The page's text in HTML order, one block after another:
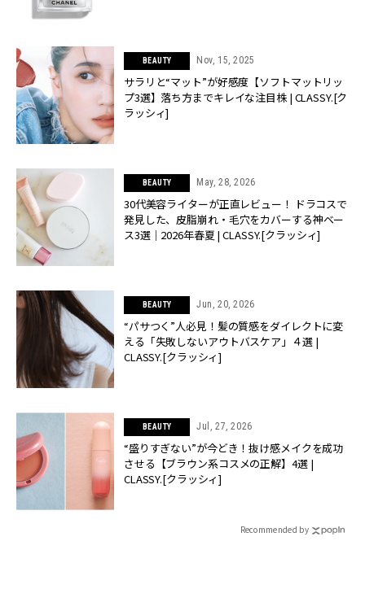
BEAUTY Nov, 15, 2025
サラリと“マット”が好感度【ソフトマットリッ
プ3選】落ち方までキレイな注目株 | CLASSY.[ク
ラッシィ]
BEAUTY May, 28, 2026
30代美容ライターが正直レビュー！ ドラコスで
発見した、皮脂崩れ・毛穴をカバーする神ベー
ス3選｜2026年春夏 | CLASSY.[クラッシィ]
BEAUTY Jun, 20, 2026
“パサつく”人必見！髪の質感をダイレクトに変
える「失敗しないアウトバスケア」４選 |
CLASSY.[クラッシィ]
BEAUTY Jul, 27, 2026
“盛りすぎない”が今どき！抜け感メイクを成功
させる【ブラウン系コスメの正解】4選 |
CLASSY.[クラッシィ]
Recommended by